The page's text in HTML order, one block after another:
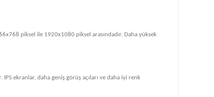
piksel ile 1920x1080 piksel arasındadır. Daha yüksek
ekranlar, daha geniş görüş açıları ve daha iyi renk